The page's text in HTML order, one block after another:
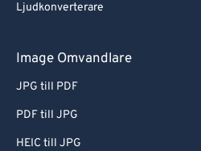
Ljudkonverterare
Image Omvandlare
JPG till PDF
PDF till JPG
HEIC till JPG